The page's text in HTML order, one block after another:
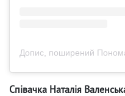
Співачка Наталія